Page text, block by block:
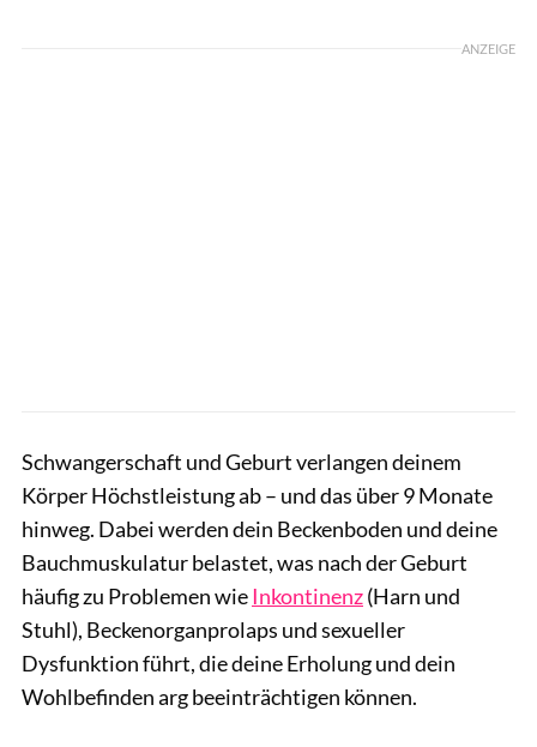
ANZEIGE
Schwangerschaft und Geburt verlangen deinem
Körper Höchstleistung ab – und das über 9 Monate
hinweg. Dabei werden dein Beckenboden und deine
Bauchmuskulatur belastet, was nach der Geburt
häufig zu Problemen wieInkontinenz(Harn und
Stuhl), Beckenorganprolaps und sexueller
Dysfunktion führt, die deine Erholung und dein
Wohlbefinden arg beeinträchtigen können.